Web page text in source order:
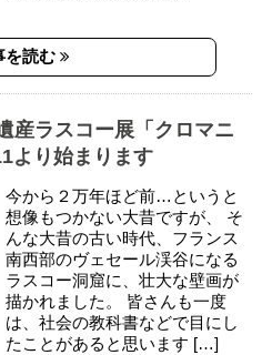
を読む
産ラスコー展「クロマニ
より始まります
今から２万年ほど前…というと
想像もつかない大昔ですが、 そ
んな大昔の古い時代、フランス
南西部のヴェセール渓谷になる
ラスコー洞窟に、壮大な壁画が
描かれました。 皆さんも一度
は、社会の教科書などで目にし
たことがあると思います […]